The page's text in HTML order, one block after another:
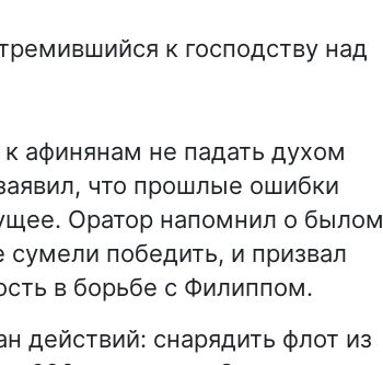
к господству над
афинянам не падать духом
что прошлые ошибки
Оратор напомнил о былом
победить, и призвал
в борьбе с Филиппом.
действий: снарядить флот из